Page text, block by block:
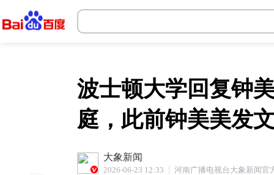
波士顿大学回复钟
庭，此前钟美美发
大象新闻
2026-06-23 12:33 河南广播电视台大象新闻官